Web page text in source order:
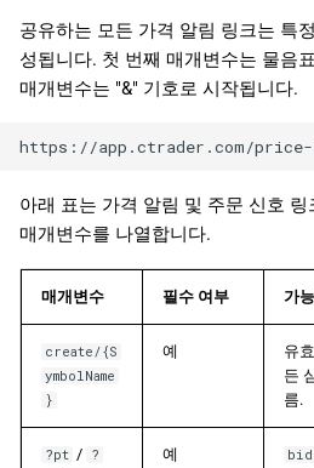
공유하는 모든 가격 알림 링크는 특
성됩니다. 첫 번째 매개변수는 물음
매개변수는 "&" 기호로 시작됩니다.
아래 표는 가격 알림 및 주문 신호
매개변수를 나열합니다.
매개변수 필수 여부 가
create/{S
ymbolName
}
예
유
든
름.
?pt / ?
예 bid